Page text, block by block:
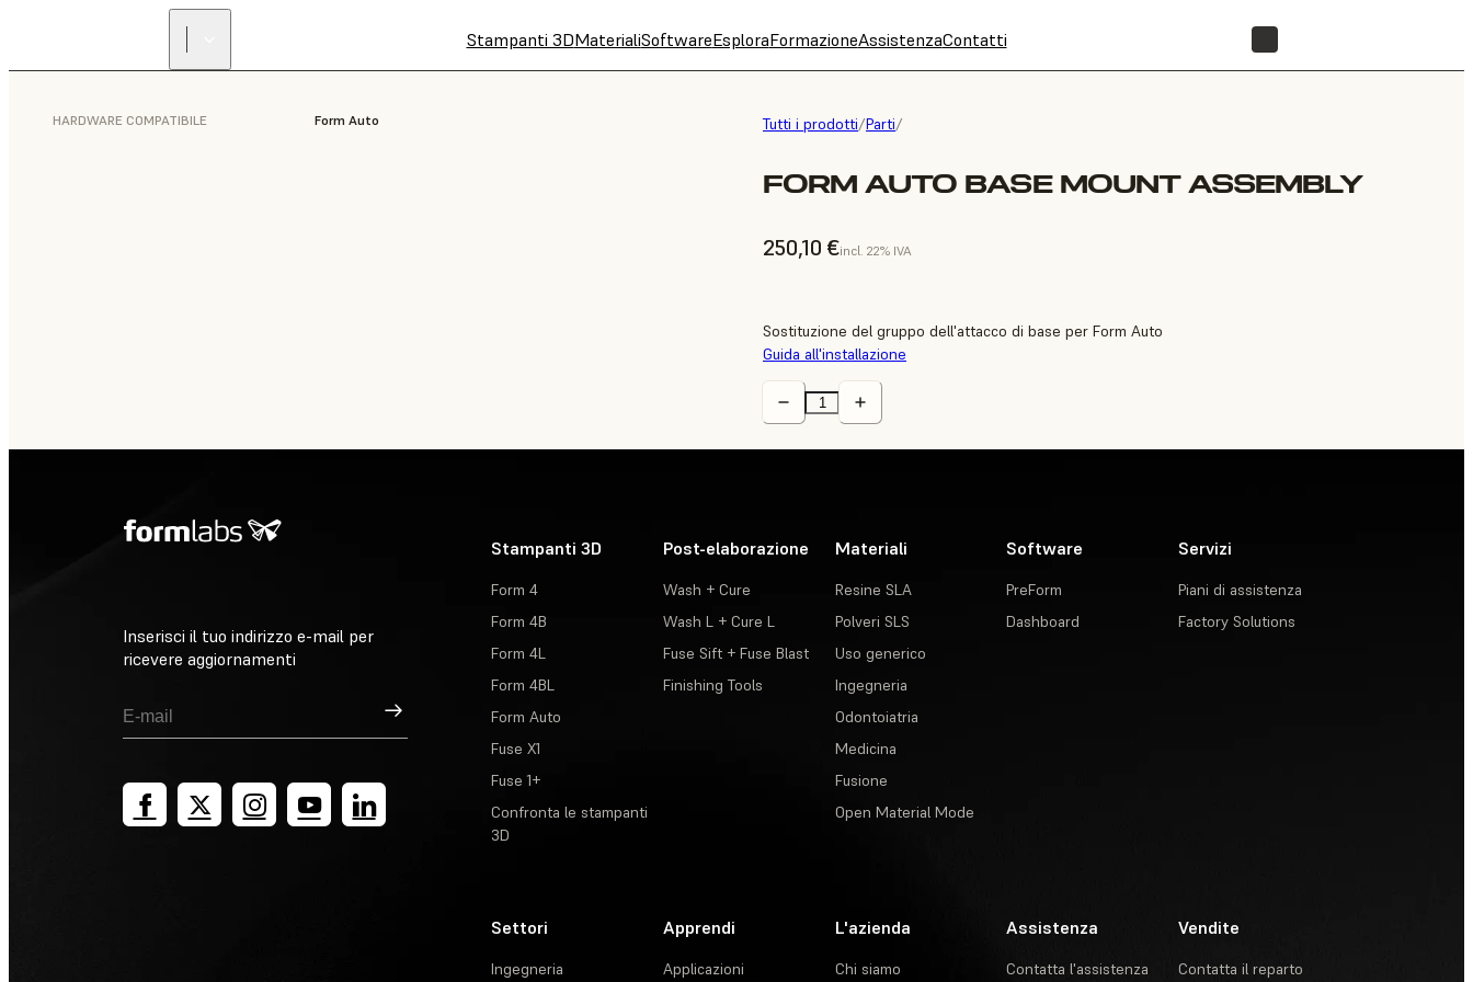
Stampanti 3DMaterialiSoftwareEsploraFormazioneAssistenzaContatti
Tutti i prodotti/Parti/
FORM AUTO BASE MOUNT ASSEMBLY
250,10 €incl. 22% IVA
HARDWARE COMPATIBILE Form Auto
Sostituzione del gruppo dell'attacco di base per Form Auto
Guida all'installazione
Inserisci il tuo indirizzo e-mail per
ricevere aggiornamenti
Registrati
Stampanti 3D
Form 4
Form 4B
Form 4L
Form 4BL
Form Auto
Fuse X1
Fuse 1+
Confronta le stampanti
3D
Post-elaborazione
Wash + Cure
Wash L + Cure L
Fuse Sift + Fuse Blast
Finishing Tools
Materiali
Resine SLA
Polveri SLS
Uso generico
Ingegneria
Odontoiatria
Medicina
Fusione
Open Material Mode
Software
PreForm
Dashboard
Servizi
Piani di assistenza
Factory Solutions
Settori
Ingegneria
Apprendi
Applicazioni
L'azienda
Chi siamo
Assistenza
Contatta l'assistenza
Vendite
Contatta il reparto